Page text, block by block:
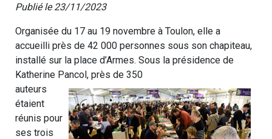
Publié le 23/11/2023
Organisée du 17 au 19 novembre à Toulon, elle a
accueilli près de 42 000 personnes sous son chapiteau,
installé sur la place d’Armes. Sous la présidence de
Katherine Pancol, près de 350
auteurs
étaient
réunis pour
ses trois